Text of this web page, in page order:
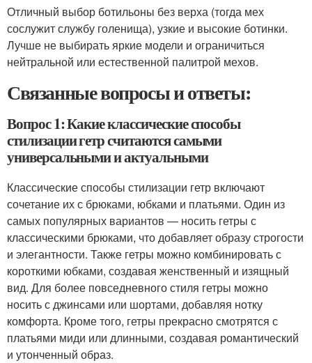
Отличный выбор ботильоны без верха (тогда мех
сослужит службу голенища), узкие и высокие ботинки.
Лучше не выбирать яркие модели и ограничиться
нейтральной или естественной палитрой мехов.
Связанные вопросы и ответы:
Вопрос 1: Какие классические способы
стилизации гетр считаются самыми
универсальными и актуальными
Классические способы стилизации гетр включают
сочетание их с брюками, юбками и платьями. Один из
самых популярных вариантов — носить гетры с
классическими брюками, что добавляет образу строгости
и элегантности. Также гетры можно комбинировать с
короткими юбками, создавая женственный и изящный
вид. Для более повседневного стиля гетры можно
носить с джинсами или шортами, добавляя нотку
комфорта. Кроме того, гетры прекрасно смотрятся с
платьями миди или длинными, создавая романтический
и утонченный образ.